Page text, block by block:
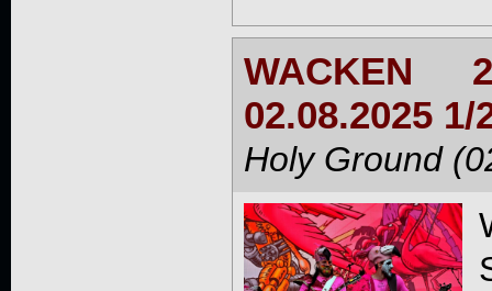
WACKEN
02.08.2025 1/
Holy Ground